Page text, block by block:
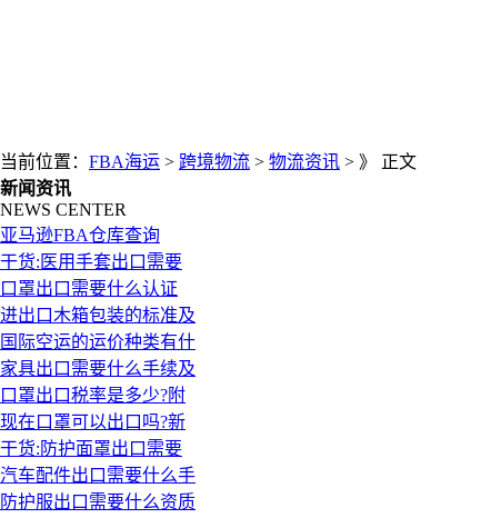
当前位置： FBA海运 > 跨境物流 > 物流资讯 > 》 正文
新闻资讯
NEWS CENTER
亚马逊FBA仓库查询
干货:医用手套出口需要
口罩出口需要什么认证
进出口木箱包装的标准及
国际空运的运价种类有什
家具出口需要什么手续及
口罩出口税率是多少?附
现在口罩可以出口吗?新
干货:防护面罩出口需要
汽车配件出口需要什么手
防护服出口需要什么资质